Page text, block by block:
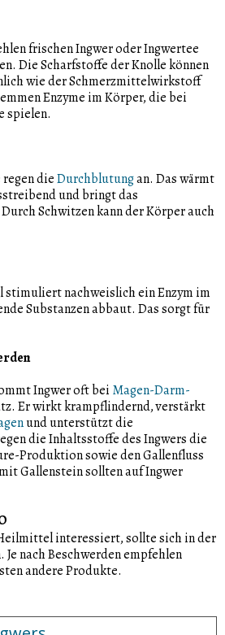
frischen Ingwer oder Ingwertee
Die Scharfstoffe der Knolle können
wie der Schmerzmittelwirkstoff
Enzyme im Körper, die bei
spielen.
dieDurchblutungan. Das wärmt
und bringt das
Schwitzen kann der Körper auch
stimuliert nachweislich ein Enzym im
Substanzen abbaut. Das sorgt für
Ingwer oft bei Magen-Darm-
Er wirkt krampflindernd, verstärkt
und unterstützt die
die Inhaltsstoffe des Ingwers die
Produktion sowie den Gallenfluss
Gallenstein sollten auf Ingwer
interessiert, sollte sich in der
Je nach Beschwerden empfehlen
andere Produkte.